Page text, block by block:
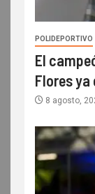
POLIDEPORTIVO
El
Flores
8 agosto,